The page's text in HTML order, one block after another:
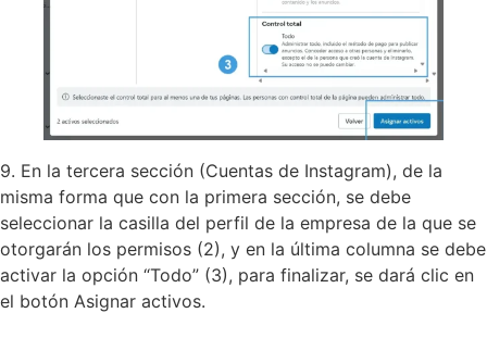
9. En la tercera sección (Cuentas de Instagram), de la
misma forma que con la primera sección, se debe
seleccionar la casilla del perfil de la empresa de la que se
otorgarán los permisos (2), y en la última columna se debe
activar la opción “Todo” (3), para finalizar, se dará clic en
el botón Asignar activos.